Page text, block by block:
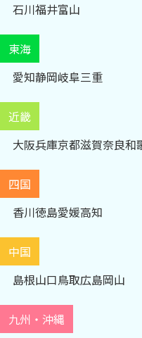
石川福井富山
東海
愛知静岡岐阜三重
近畿
大阪兵庫京都滋賀奈良和
四国
香川徳島愛媛高知
中国
島根山口鳥取広島岡山
九州・沖縄